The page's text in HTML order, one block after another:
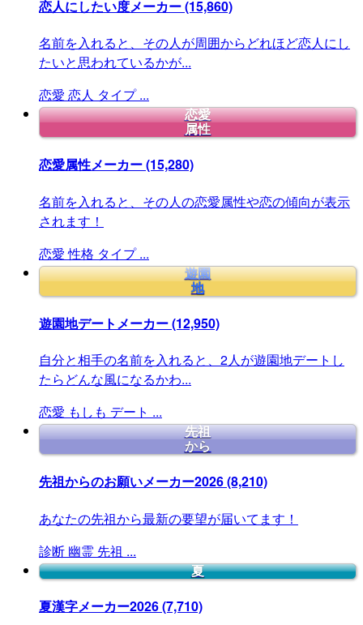
恋人にしたい度メーカー(15,860)
名前を入れると、その人が周囲からどれほど恋人にし
たいと思われているかが...
恋愛 恋人 タイプ ...
恋愛
属性
恋愛属性メーカー(15,280)
名前を入れると、その人の恋愛属性や恋の傾向が表示
されます！
恋愛 性格 タイプ ...
遊園
地
遊園地デートメーカー(12,950)
自分と相手の名前を入れると、2人が遊園地デートし
たらどんな風になるかわ...
恋愛 もしも デート ...
先祖
から
先祖からのお願いメーカー2026(8,210)
あなたの先祖から最新の要望が届いてます！
診断 幽霊 先祖 ...
夏
夏漢字メーカー2026(7,710)